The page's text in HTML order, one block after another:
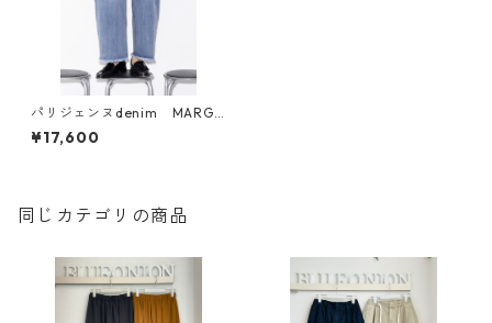
パリジェンヌdenim MARGA
UX MGPT 26010 MGPT 2601
1¥17,600
同じカテゴリの商品